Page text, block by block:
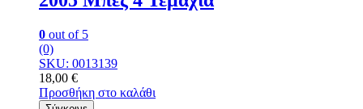
0 out of 5
(0)
SKU: 0013139
18,00 €
Προσθήκη στο καλάθι